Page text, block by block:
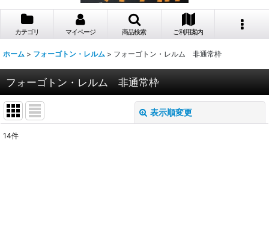
カテゴリ マイページ 商品検索 ご利用案内
ホーム > フォーゴトン・レルム > フォーゴトン・レルム 非通常枠
フォーゴトン・レルム 非通常枠
表示順変更
14件